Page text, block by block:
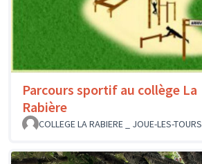
Parcours sportif au collège La
Rabière
COLLEGE LA RABIERE _ JOUE-LES-TOURS